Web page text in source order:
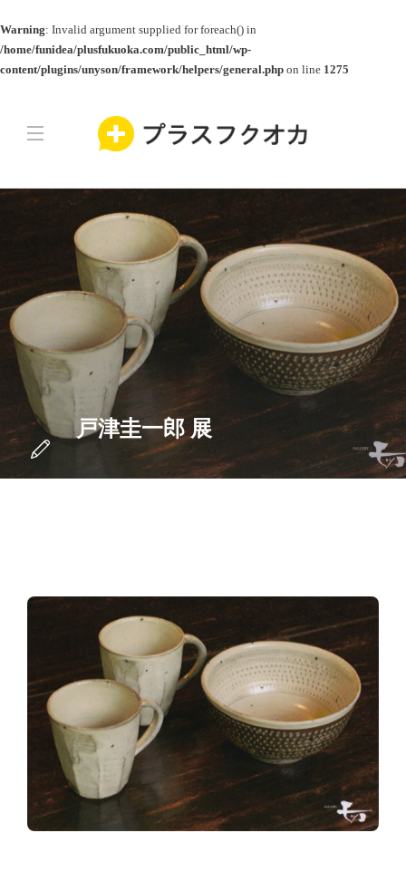
Warning: Invalid argument supplied for foreach() in
/home/funidea/plusfukuoka.com/public_html/wp-
content/plugins/unyson/framework/helpers/general.php on line 1275
戸津圭一郎 展